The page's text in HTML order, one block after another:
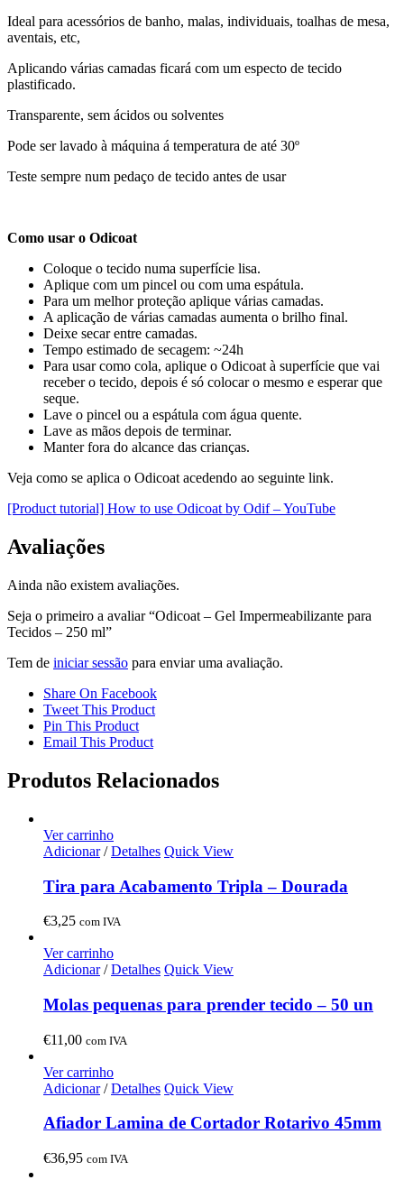
Ideal para acessórios de banho, malas, individuais, toalhas de mesa,
aventais, etc,
Aplicando várias camadas ficará com um especto de tecido
plastificado.
Transparente, sem ácidos ou solventes
Pode ser lavado à máquina á temperatura de até 30º
Teste sempre num pedaço de tecido antes de usar
Como usar o Odicoat
Coloque o tecido numa superfície lisa.
Aplique com um pincel ou com uma espátula.
Para um melhor proteção aplique várias camadas.
A aplicação de várias camadas aumenta o brilho final.
Deixe secar entre camadas.
Tempo estimado de secagem: ~24h
Para usar como cola, aplique o Odicoat à superfície que vai
receber o tecido, depois é só colocar o mesmo e esperar que
seque.
Lave o pincel ou a espátula com água quente.
Lave as mãos depois de terminar.
Manter fora do alcance das crianças.
Veja como se aplica o Odicoat acedendo ao seguinte link.
[Product tutorial] How to use Odicoat by Odif – YouTube
Avaliações
Ainda não existem avaliações.
Seja o primeiro a avaliar “Odicoat – Gel Impermeabilizante para
Tecidos – 250 ml”
Tem de iniciar sessão para enviar uma avaliação.
Share On Facebook
Tweet This Product
Pin This Product
Email This Product
Produtos Relacionados
Ver carrinho
Adicionar/ Detalhes Quick View
Tira para Acabamento Tripla – Dourada
€3,25 com IVA
Ver carrinho
Adicionar/ Detalhes Quick View
Molas pequenas para prender tecido – 50 un
€11,00 com IVA
Ver carrinho
Adicionar/ Detalhes Quick View
Afiador Lamina de Cortador Rotarivo 45mm
€36,95 com IVA